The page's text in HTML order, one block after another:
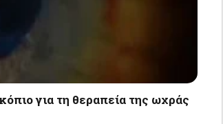
για τη θεραπεία της ωχράς